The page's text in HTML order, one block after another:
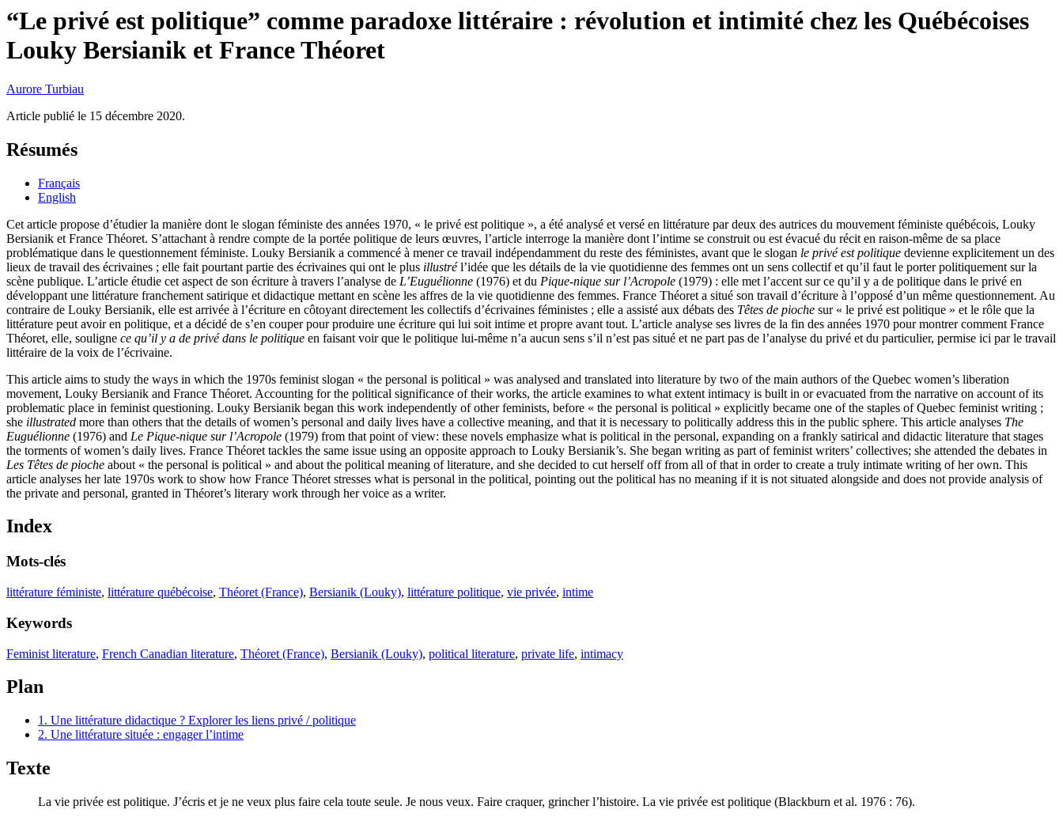
“Le privé est politique” comme paradoxe littéraire : révolution et intimité chez les Québécoises
Louky Bersianik et France Théoret
Aurore Turbiau
Article publié le 15 décembre 2020.
Résumés
Français
English
Cet article propose d’étudier la manière dont le slogan féministe des années 1970, « le privé est politique », a été analysé et versé en littérature par deux des autrices du mouvement féministe québécois, Louky
Bersianik et France Théoret. S’attachant à rendre compte de la portée politique de leurs œuvres, l’article interroge la manière dont l’intime se construit ou est évacué du récit en raison-même de sa place
problématique dans le questionnement féministe. Louky Bersianik a commencé à mener ce travail indépendamment du reste des féministes, avant que le slogan le privé est politique devienne explicitement un des
lieux de travail des écrivaines ; elle fait pourtant partie des écrivaines qui ont le plus illustrél’idée que les détails de la vie quotidienne des femmes ont un sens collectif et qu’il faut le porter politiquement sur la
scène publique. L’article étudie cet aspect de son écriture à travers l’analyse de L’Euguélionne (1976) et du Pique-nique sur l’Acropole (1979) : elle met l’accent sur ce qu’il y a de politique dans le privé en
développant une littérature franchement satirique et didactique mettant en scène les affres de la vie quotidienne des femmes. France Théoret a situé son travail d’écriture à l’opposé d’un même questionnement. Au
contraire de Louky Bersianik, elle est arrivée à l’écriture en côtoyant directement les collectifs d’écrivaines féministes ; elle a assisté aux débats des Têtes de pioche sur « le privé est politique » et le rôle que la
littérature peut avoir en politique, et a décidé de s’en couper pour produire une écriture qui lui soit intime et propre avant tout. L’article analyse ses livres de la fin des années 1970 pour montrer comment France
Théoret, elle, souligne ce qu’il y a de privé dans le politique en faisant voir que le politique lui-même n’a aucun sens s’il n’est pas situé et ne part pas de l’analyse du privé et du particulier, permise ici par le travail
littéraire de la voix de l’écrivaine.
This article aims to study the ways in which the 1970s feminist slogan « the personal is political » was analysed and translated into literature by two of the main authors of the Quebec women’s liberation
movement, Louky Bersianik and France Théoret. Accounting for the political significance of their works, the article examines to what extent intimacy is built in or evacuated from the narrative on account of its
problematic place in feminist questioning. Louky Bersianik began this work independently of other feminists, before « the personal is political » explicitly became one of the staples of Quebec feminist writing ;
she illustrated more than others that the details of women’s personal and daily lives have a collective meaning, and that it is necessary to politically address this in the public sphere. This article analyses The
Euguélionne (1976) and Le Pique-nique sur l’Acropole (1979) from that point of view: these novels emphasize what is political in the personal, expanding on a frankly satirical and didactic literature that stages
the torments of women’s daily lives. France Théoret tackles the same issue using an opposite approach to Louky Bersianik’s. She began writing as part of feminist writers’ collectives; she attended the debates in
Les Têtes de pioche about « the personal is political » and about the political meaning of literature, and she decided to cut herself off from all of that in order to create a truly intimate writing of her own. This
article analyses her late 1970s work to show how France Théoret stresses what is personal in the political pointing out the political has no meaning if it is not situated alongside and does not provide analysis of
the private and personal, granted in Théoret’s literary work through her voice as a writer.
Index
Mots-clés
littérature féministe, littérature québécoise, Théoret (France), Bersianik (Louky), littérature politique, vie privée, intime
Keywords
Feminist literature, French Canadian literature, Théoret (France), Bersianik (Louky), political literature, private life, intimacy
Plan
1. Une littérature didactique ? Explorer les liens privé / politique
2. Une littérature située : engager l’intime
Texte
La vie privée est politique. J’écris et je ne veux plus faire cela toute seule. Je nous veux. Faire craquer, grincher l’histoire. La vie privée est politique (Blackburn et al. 1976 : 76).